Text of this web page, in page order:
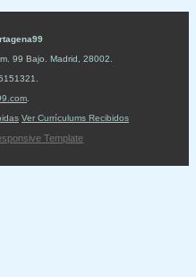
99 Bajo Madrid 28002
Ver Currículums Recibidos
Template